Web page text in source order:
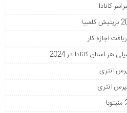
کانادا
اجازه کار
استان‌ کانادا در 2024